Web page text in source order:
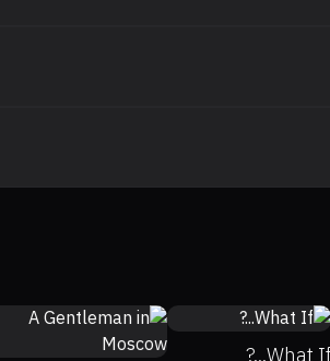
What If...?
7.4